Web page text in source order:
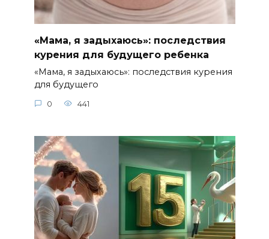
«Мама, я задыхаюсь»: последствия
курения для будущего ребенка
«Мама, я задыхаюсь»: последствия курения
для будущего
0 441